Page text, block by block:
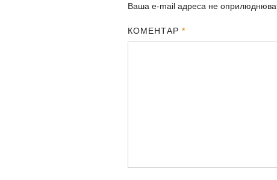
Ваша e-mail адреса не
КОМЕНТАР*